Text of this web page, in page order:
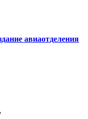
авиаотделения